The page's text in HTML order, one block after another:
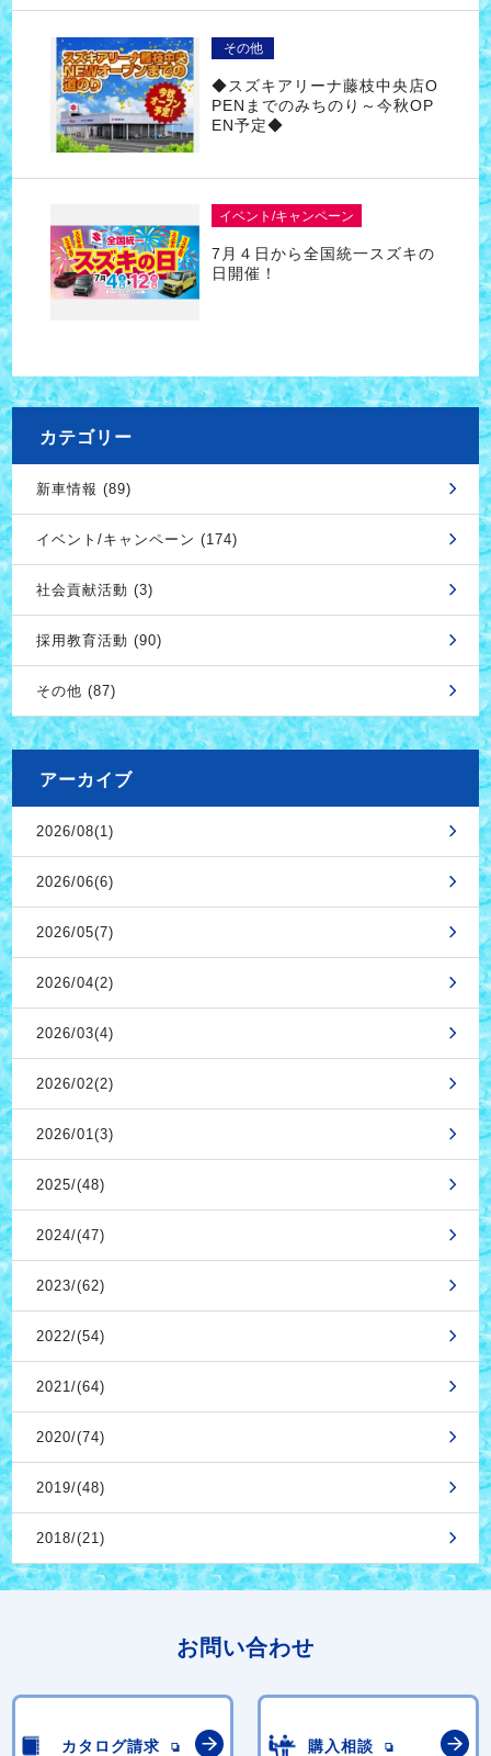
その他
◆スズキアリーナ藤枝中央店O
PENまでのみちのり～今秋OP
EN予定◆
イベント/キャンペーン
7月４日から全国統一スズキの
日開催！
カテゴリー
新車情報 (89)
イベント/キャンペーン (174)
社会貢献活動 (3)
採用教育活動 (90)
その他 (87)
アーカイブ
2026/08(1)
2026/06(6)
2026/05(7)
2026/04(2)
2026/03(4)
2026/02(2)
2026/01(3)
2025/(48)
2024/(47)
2023/(62)
2022/(54)
2021/(64)
2020/(74)
2019/(48)
2018/(21)
お問い合わせ
カタログ請求 購入相談